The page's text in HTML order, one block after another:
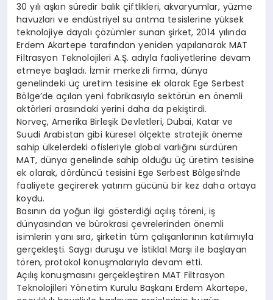
30 yılı aşkın süredir balık çiftlikleri, akvaryumlar, yüzme
havuzları ve endüstriyel su arıtma tesislerine yüksek
teknolojiye dayalı çözümler sunan şirket, 2014 yılında
Erdem Akartepe tarafından yeniden yapılanarak MAT
Filtrasyon Teknolojileri A.Ş. adıyla faaliyetlerine devam
etmeye başladı. İzmir merkezli firma, dünya
genelindeki üç üretim tesisine ek olarak Ege Serbest
Bölge’de açılan yeni fabrikasıyla sektörün en önemli
aktörleri arasındaki yerini daha da pekiştirdi.
Norveç, Amerika Birleşik Devletleri, Dubai, Katar ve
Suudi Arabistan gibi küresel ölçekte stratejik öneme
sahip ülkelerdeki ofisleriyle global varlığını sürdüren
MAT, dünya genelinde sahip olduğu üç üretim tesisine
ek olarak, dördüncü tesisini Ege Serbest Bölgesi’nde
faaliyete geçirerek yatırım gücünü bir kez daha ortaya
koydu.
Basının da yoğun ilgi gösterdiği açılış töreni, iş
dünyasından ve bürokrasi çevrelerinden önemli
isimlerin yanı sıra, şirketin tüm çalışanlarının katılımıyla
gerçekleşti. Saygı duruşu ve İstiklal Marşı ile başlayan
tören, protokol konuşmalarıyla devam etti.
Açılış konuşmasını gerçekleştiren MAT Filtrasyon
Teknolojileri Yönetim Kurulu Başkanı Erdem Akartepe,